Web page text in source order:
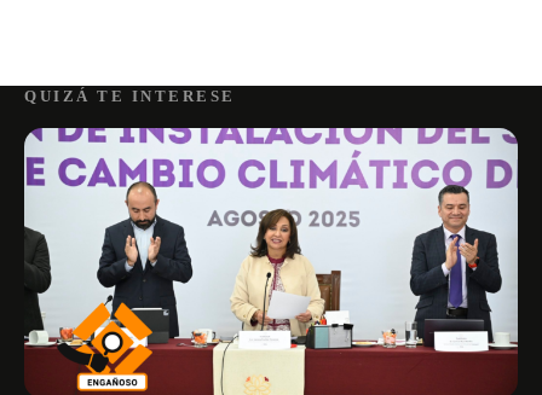
QUIZÁ TE INTERESE